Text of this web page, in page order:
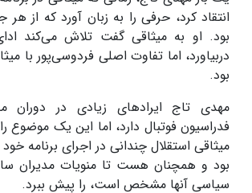
انتقاد کرد، حرفی را به زبان آورد که از
بود. او به میثاقی گفت تلاش می‌کند
دربیاورد، اما تفاوت اصلی فردوسی‌پور با
بود.
مهدی تاج ایراد‌های زیادی در دوران
فدراسیون فوتبال دارد، اما این یک
میثاقی استقلال چندانی در اجرای برنامه
بود و همچنان هست تا منویات مدیران
سیاسی آنها مشخص است، را پیش ببرد.